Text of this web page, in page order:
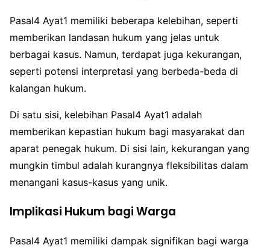
Pasal4 Ayat1 memiliki beberapa kelebihan, seperti
memberikan landasan hukum yang jelas untuk
berbagai kasus. Namun, terdapat juga kekurangan,
seperti potensi interpretasi yang berbeda-beda di
kalangan hukum.
Di satu sisi, kelebihan Pasal4 Ayat1 adalah
memberikan kepastian hukum bagi masyarakat dan
aparat penegak hukum. Di sisi lain, kekurangan yang
mungkin timbul adalah kurangnya fleksibilitas dalam
menangani kasus-kasus yang unik.
Implikasi Hukum bagi Warga
Pasal4 Ayat1 memiliki dampak signifikan bagi warga